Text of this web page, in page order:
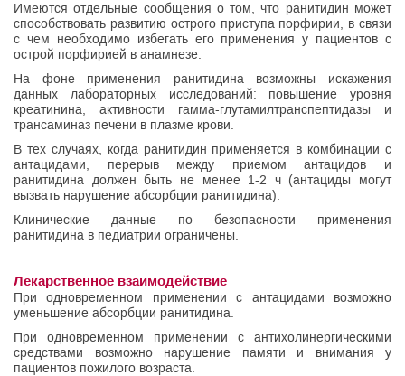
Имеются отдельные сообщения о том, что ранитидин может
способствовать развитию острого приступа порфирии, в связи
с чем необходимо избегать его применения у пациентов с
острой порфирией в анамнезе.
На фоне применения ранитидина возможны искажения
данных лабораторных исследований: повышение уровня
креатинина, активности гамма-глутамилтранспептидазы и
трансаминаз печени в плазме крови.
В тех случаях, когда ранитидин применяется в комбинации с
антацидами, перерыв между приемом антацидов и
ранитидина должен быть не менее 1-2 ч (антациды могут
вызвать нарушение абсорбции ранитидина).
Клинические данные по безопасности применения
ранитидина в педиатрии ограничены.
Лекарственное взаимодействие
При одновременном применении с антацидами возможно
уменьшение абсорбции ранитидина.
При одновременном применении с антихолинергическими
средствами возможно нарушение памяти и внимания у
пациентов пожилого возраста.